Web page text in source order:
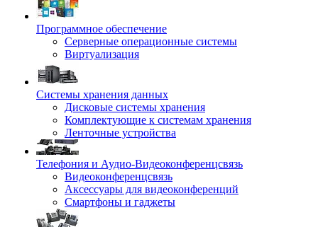
Программное обеспечение
Серверные операционные системы
Виртуализация
Системы хранения данных
Дисковые системы хранения
Комплектующие к системам хранения
Ленточные устройства
Телефония и Аудио-Видеоконференцсвязь
Видеоконференцсвязь
Аксессуары для видеоконференций
Смартфоны и гаджеты